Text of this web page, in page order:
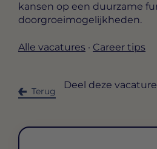
kansen op een duurzame
doorgroeimogelijkheden.
Alle vacatures · Career tips
Terug
Deel deze vacature